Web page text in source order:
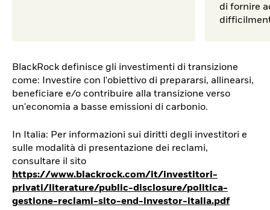
di fornire
BlackRock definisce gli investimenti di transizione
come: Investire con l'obiettivo di prepararsi, allinearsi,
beneficiare e/o contribuire alla transizione verso
un'economia a basse emissioni di carbonio.
In Italia: Per informazioni sui diritti degli investitori e
sulle modalità di presentazione dei reclami,
consultare il sito
https://www.blackrock.com/it/investitori-
privati/literature/public-disclosure/politica-
gestione-reclami-sito-end-investor-italia.pdf